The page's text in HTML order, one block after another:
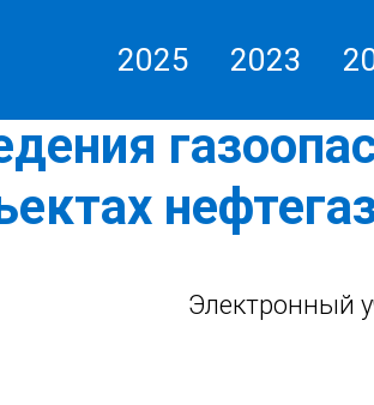
2025 2023
и
Электронный